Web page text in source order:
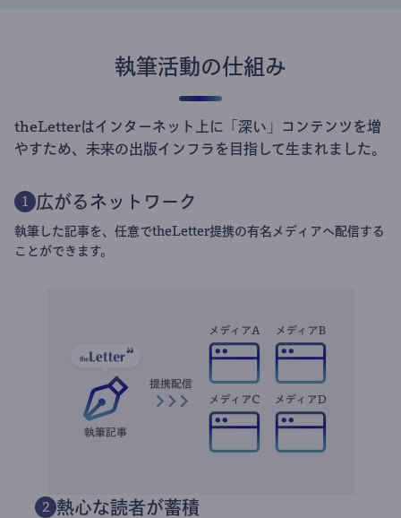
執筆活動の仕組み
theLetterはインターネット上に「深い」コンテンツを増
やすため、未来の出版インフラを目指して生まれました。
1 広がるネットワーク
執筆した記事を、任意でtheLetter提携の有名メディアへ配信する
ことができます。
2 熱心な読者が蓄積